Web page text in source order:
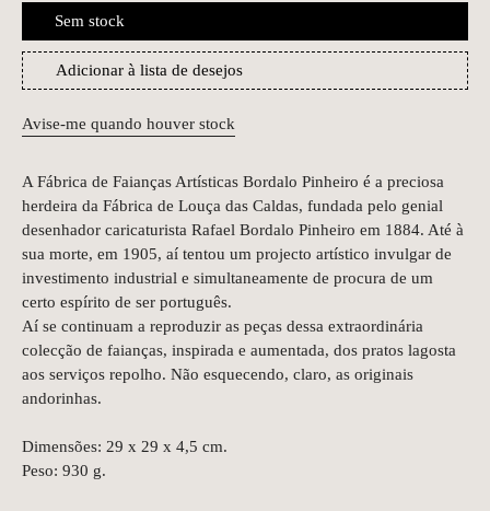
Sem stock
Adicionar à lista de desejos
Avise-me quando houver stock
A Fábrica de Faianças Artísticas Bordalo Pinheiro é a preciosa
herdeira da Fábrica de Louça das Caldas, fundada pelo genial
desenhador caricaturista Rafael Bordalo Pinheiro em 1884. Até à
sua morte, em 1905, aí tentou um projecto artístico invulgar de
investimento industrial e simultaneamente de procura de um
certo espírito de ser português.
Aí se continuam a reproduzir as peças dessa extraordinária
colecção de faianças, inspirada e aumentada, dos pratos lagosta
aos serviços repolho. Não esquecendo, claro, as originais
andorinhas.
Dimensões: 29 x 29 x 4,5 cm.
Peso: 930 g.